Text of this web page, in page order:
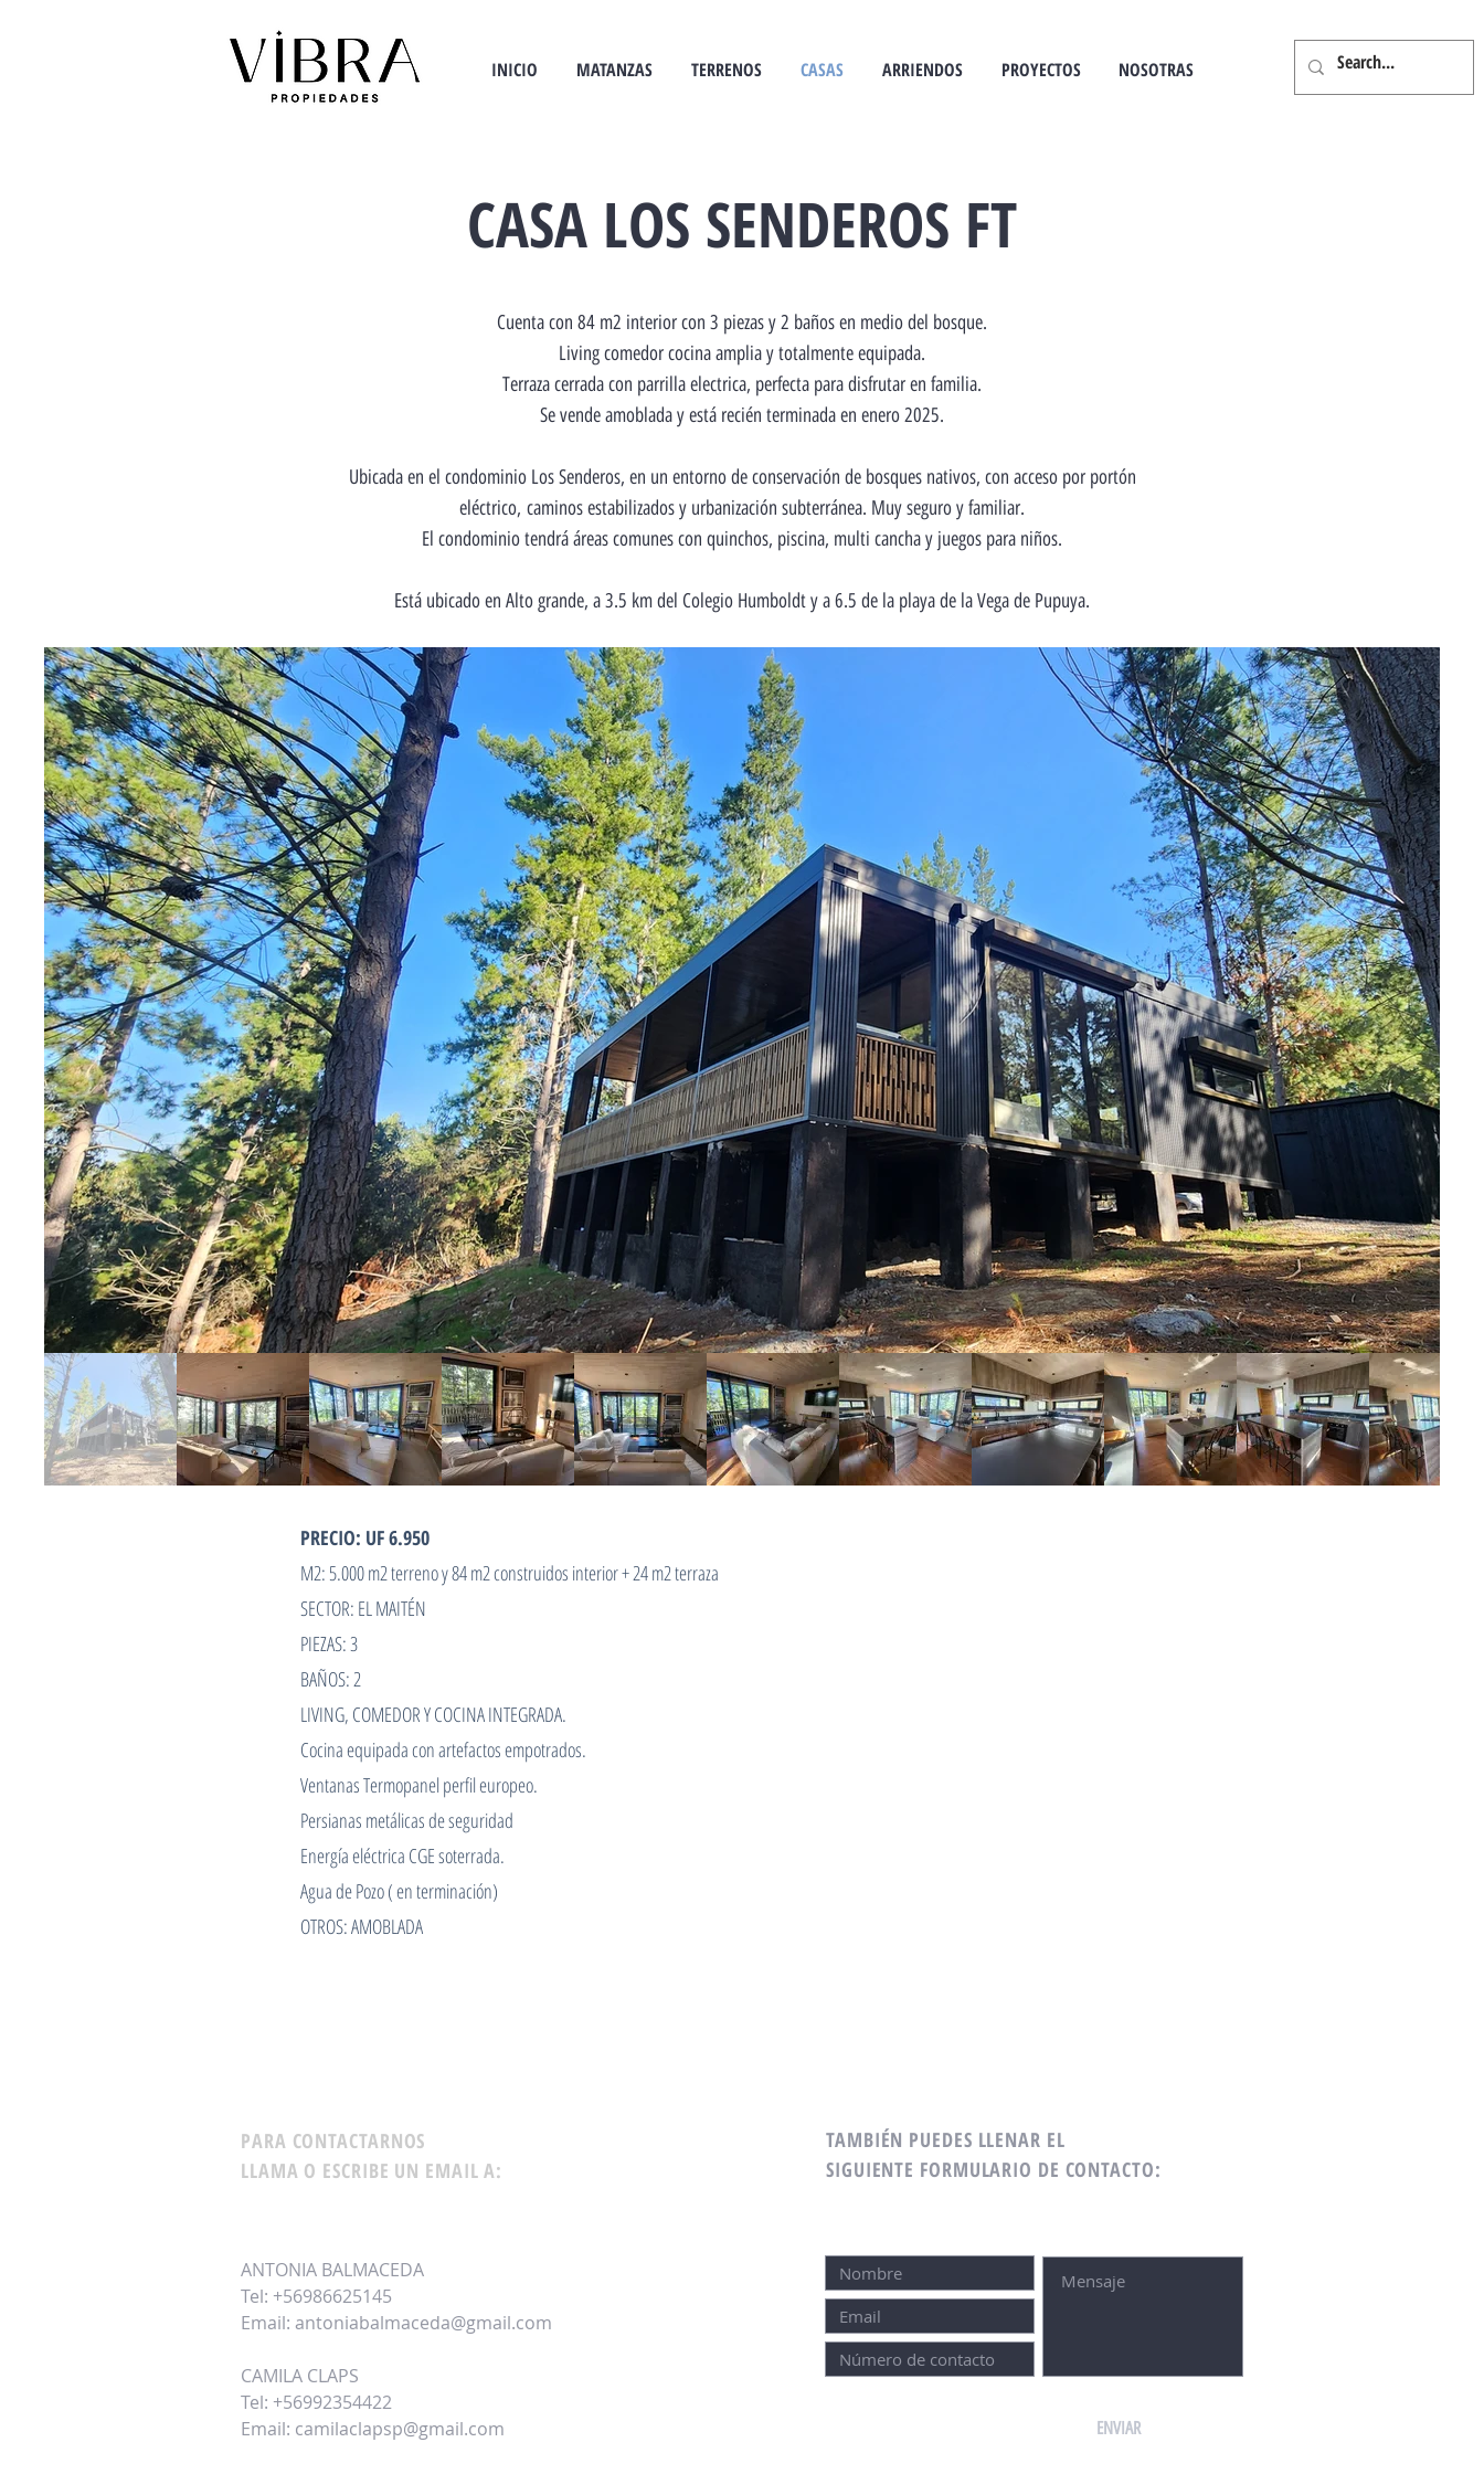
INICIO MATANZAS TERRENOS CASAS ARRIENDOS PROYECTOS NOSOTRAS
CASA LOS SENDEROS FT
Cuenta con 84 m2 interior con 3 piezas y 2 baños en medio del bosque.
Living comedor cocina amplia y totalmente equipada.
Terraza cerrada con parrilla electrica, perfecta para disfrutar en familia.
Se vende amoblada y está recién terminada en enero 2025.
Ubicada en el condominio Los Senderos, en un entorno de conservación de bosques nativos, con acceso por portón
eléctrico, caminos estabilizados y urbanización subterránea. Muy seguro y familiar.
El condominio tendrá áreas comunes con quinchos, piscina, multi cancha y juegos para niños.
Está ubicado en Alto grande, a 3.5 km del Colegio Humboldt y a 6.5 de la playa de la Vega de Pupuya.
PRECIO: UF 6.950
M2: 5.000 m2 terreno y 84 m2 construidos interior + 24 m2 terraza
SECTOR: EL MAITÉN
PIEZAS: 3
BAÑOS: 2
LIVING, COMEDOR Y COCINA INTEGRADA.
Cocina equipada con artefactos empotrados.
Ventanas Termopanel perfil europeo.
Persianas metálicas de seguridad
Energía eléctrica CGE soterrada.
Agua de Pozo ( en terminación)
OTROS: AMOBLADA
PARA CONTACTARNOS
LLAMA O ESCRIBE UN EMAIL A:
TAMBIÉN PUEDES LLENAR EL
SIGUIENTE FORMULARIO DE CONTACTO:
ANTONIA BALMACEDA
Tel: +56986625145
Email: antoniabalmaceda@gmail.com
CAMILA CLAPS
Tel: +56992354422
Email: camilaclapsp@gmail.com ENVIAR